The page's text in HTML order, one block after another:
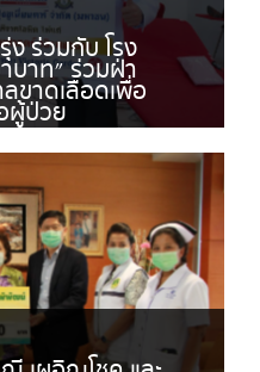
ง ร่วมกับ โรง
บาท” ร่วมฝ่า
ขาดเลือดเพื่อ
ผู้ป่วย